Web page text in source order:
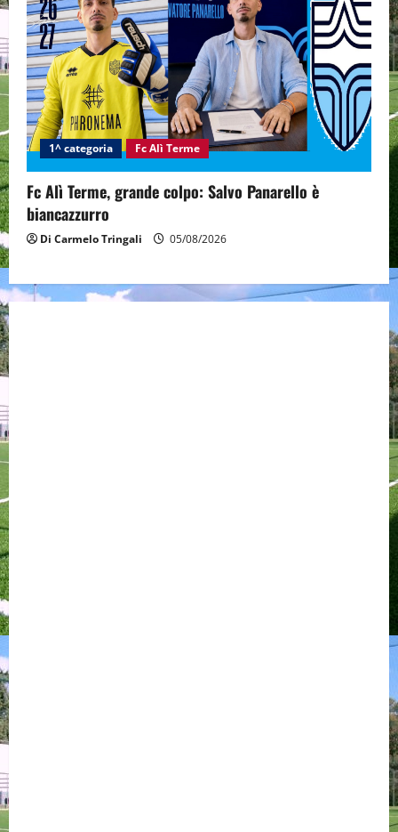
1^ categoria Fc Alì Terme
Fc Alì Terme, grande colpo: Salvo Panarello è
biancazzurro
Di Carmelo Tringali 05/08/2026